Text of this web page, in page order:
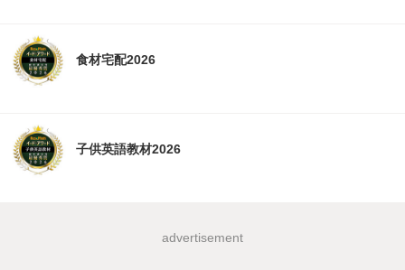
食材宅配2026
子供英語教材2026
advertisement